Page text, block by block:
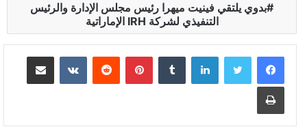
بدوي يلتقي فينيت ميهرا رئيس مجلس الإدارة والرئيس
التنفيذي لشركة IRH الإماراتية
لينكدإن بينتيريست مشاركة عبر البريد
طباعة